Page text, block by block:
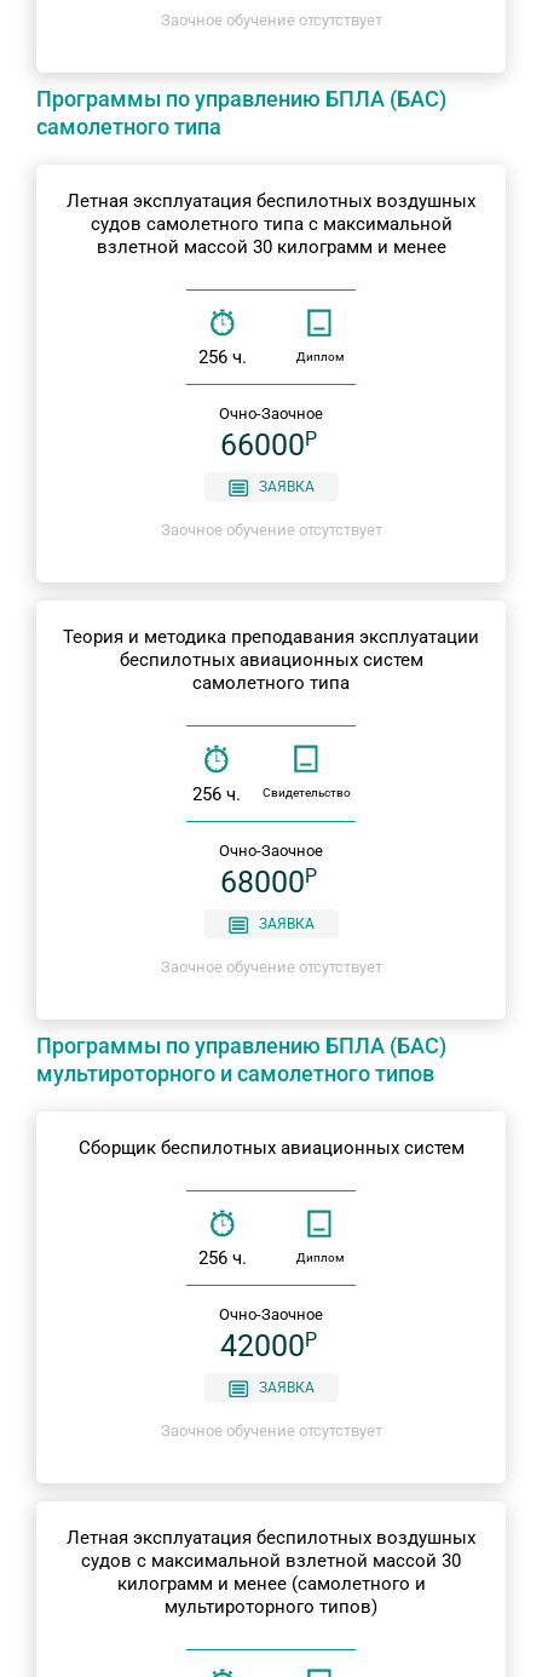
Заочное обучение отсутствует
Программы по управлению БПЛА (БАС)
самолетного типа
Летная эксплуатация беспилотных воздушных
судов самолетного типа с максимальной
взлетной массой 30 килограмм и менее
256 ч. Диплом
Очно-Заочное
66000P
ЗАЯВКА
Заочное обучение отсутствует
Теория и методика преподавания эксплуатации
беспилотных авиационных систем
самолетного типа
256 ч. Свидетельство
Очно-Заочное
68000P
ЗАЯВКА
Заочное обучение отсутствует
Программы по управлению БПЛА (БАС)
мультироторного и самолетного типов
Сборщик беспилотных авиационных систем
256 ч. Диплом
Очно-Заочное
42000P
ЗАЯВКА
Заочное обучение отсутствует
Летная эксплуатация беспилотных воздушных
судов с максимальной взлетной массой 30
килограмм и менее (самолетного и
мультироторного типов)